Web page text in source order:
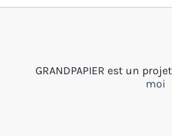
GRANDPAPIER est un
moi